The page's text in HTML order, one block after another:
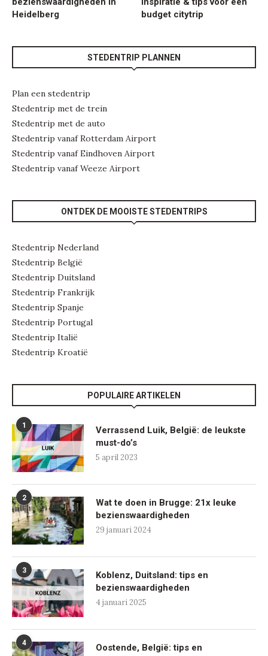
Heidelberg
budget citytrip
STEDENTRIP PLANNEN
Plan een stedentrip
Stedentrip met de trein
Stedentrip met de auto
Stedentrip vanaf Rotterdam Airport
Stedentrip vanaf Eindhoven Airport
Stedentrip vanaf Weeze Airport
ONTDEK DE MOOISTE STEDENTRIPS
Stedentrip Nederland
Stedentrip België
Stedentrip Duitsland
Stedentrip Frankrijk
Stedentrip Spanje
Stedentrip Portugal
Stedentrip Italië
Stedentrip Kroatië
POPULAIRE ARTIKELEN
1
Verrassend Luik, België: de leukste
must-do’s
5 april 2023
2
Wat te doen in Brugge: 21x leuke
bezienswaardigheden
29 januari 2024
3
Koblenz, Duitsland: tips en
bezienswaardigheden
4 januari 2025
4
Oostende, België: tips en